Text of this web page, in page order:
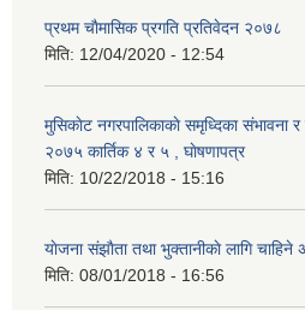
प्रथम चाैमासिक प्रगति प्रतिवेदन २०७८
मिति: 12/04/2020 - 12:54
मुसिकाेट नगरपालिकाकाे समृध्दिका संभावना
२०७५ कार्तिक ४ र ५ , घाेषणापत्र
मिति: 10/22/2018 - 15:16
याेजना संझाैता तथा भुक्तानीकाे लागि
मिति: 08/01/2018 - 16:56